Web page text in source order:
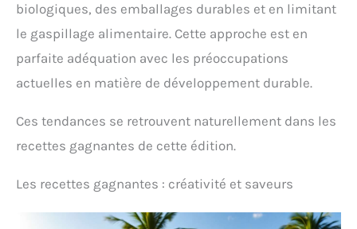
biologiques, des emballages durables et en limitant
le gaspillage alimentaire. Cette approche est en
parfaite adéquation avec les préoccupations
actuelles en matière de développement durable.
Ces tendances se retrouvent naturellement dans les
recettes gagnantes de cette édition.
Les recettes gagnantes : créativité et saveurs